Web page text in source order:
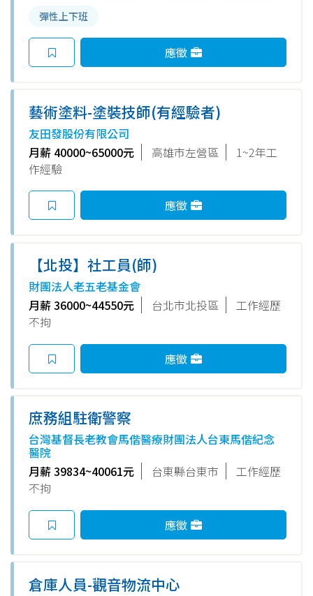
彈性上下班
應徵
藝術塗料-塗裝技師(有經驗者)
友田發股份有限公司
月薪 40000~65000元
高雄市左營區
1~2年工
作經驗
應徵
【北投】社工員(師)
財團法人老五老基金會
月薪 36000~44550元
台北市北投區
工作經歷
不拘
應徵
庶務組駐衛警察
台灣基督長老教會馬偕醫療財團法人台東馬偕紀念
醫院
月薪 39834~40061元
台東縣台東市
工作經歷
不拘
應徵
倉庫人員-觀音物流中心